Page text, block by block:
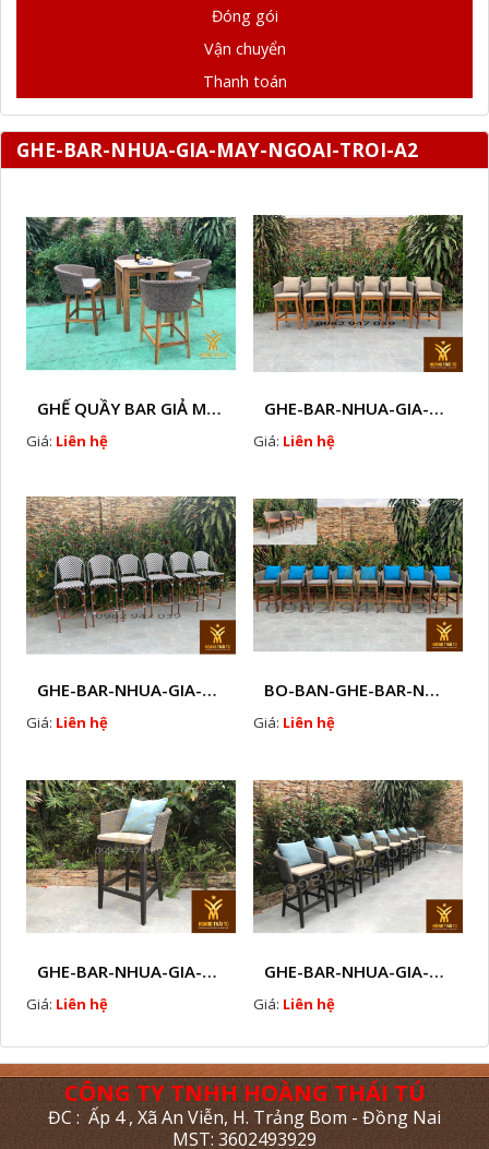
Đóng gói
Vận chuyển
Thanh toán
GHE-BAR-NHUA-GIA-MAY-NGOAI-TROI-A2
GHẾ QUẦY BAR GIẢ MÂY HTT - GB14
Giá: Liên hệ
GHE-BAR-NHUA-GIA-MAY-GHE-CAFE-NGOAI-TROI-J 1
Giá: Liên hệ
GHE-BAR-NHUA-GIA-MAY-NGOAI-TROI-K1
Giá: Liên hệ
BO-BAN-GHE-BAR-NHUA-GIA-MAY-SAN-VUON-EW3
Giá: Liên hệ
GHE-BAR-NHUA-GIA-MAY-NGOAI-TROI-N7
Giá: Liên hệ
GHE-BAR-NHUA-GIA-MAY-NGOAI-TROI-N6
Giá: Liên hệ
CÔNG TY TNHH HOÀNG THÁI TÚ
ĐC : Ấp 4 , Xã An Viễn, H. Trảng Bom - Đồng Nai
MST: 3602493929